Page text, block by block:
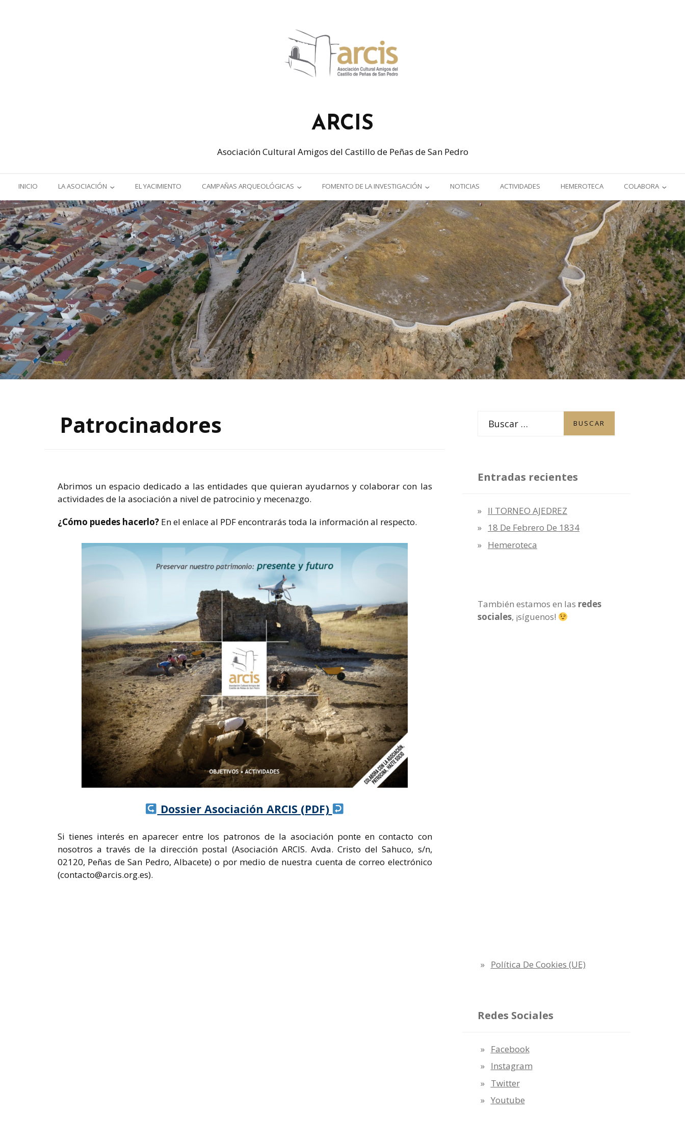
ARCIS
Asociación Cultural Amigos del Castillo de Peñas de San Pedro
INICIO LA ASOCIACIÓN
ORIGEN Y OBJETIVOS
JUNTA DIRECTIVA
EL YACIMIENTO CAMPAÑAS ARQUEOLÓGICAS
I Y II CAMPAÑA ARQUEOLÓGICA
(2016-2017)
III Y IV CAMPAÑA
ARQUEOLÓGICA (2018-2019)
V Y VI CAMPAÑA
ARQUEOLÓGICA (2021-2022)
FOMENTO DE LA INVESTIGACIÓN
JORNADAS SOBRE PATRIMONIO
REFERENCIAS BIBLIOGRÁFICAS
NOTICIAS ACTIVIDADES HEMEROTECA COLABORA
HAZTE SOCIO
PATROCINADORES
Patrocinadores
Abrimos un espacio dedicado a las entidades que quieran ayudarnos y colaborar con las
actividades de la asociación a nivel de patrocinio y mecenazgo.
¿Cómo puedes hacerlo? En el enlace al PDF encontrarás toda la información al respecto.
Dossier Asociación ARCIS (PDF)
Si tienes interés en aparecer entre los patronos de la asociación ponte en contacto con
nosotros a través de la dirección postal (Asociación ARCIS. Avda. Cristo del Sahuco, s/n,
02120, Peñas de San Pedro, Albacete) o por medio de nuestra cuenta de correo electrónico
(contacto@arcis.org.es).
Entradas recientes
II TORNEO AJEDREZ
18 De Febrero De 1834
Hemeroteca
También estamos en las redes
sociales, ¡síguenos!
Política De Cookies (UE)
Redes Sociales
Facebook
Instagram
Twitter
Youtube